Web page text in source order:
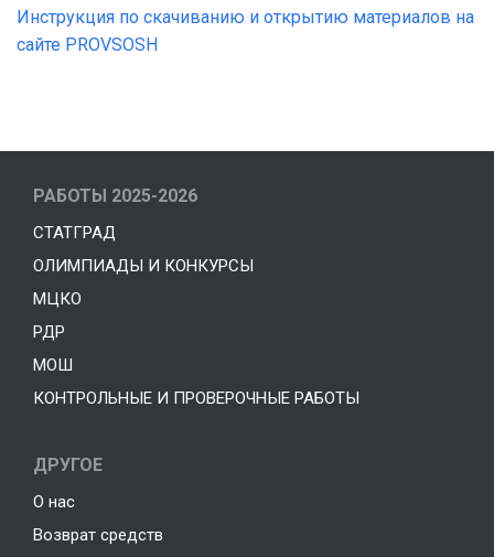
Инструкция по скачиванию и открытию материалов на
сайте PROVSOSH
РАБОТЫ 2025-2026
СТАТГРАД
ОЛИМПИАДЫ И КОНКУРСЫ
МЦКО
РДР
МОШ
КОНТРОЛЬНЫЕ И ПРОВЕРОЧНЫЕ РАБОТЫ
ДРУГОЕ
О нас
Возврат средств